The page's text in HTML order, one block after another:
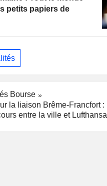
petits papiers de
Bourse
la liaison Brême-Francfort :
entre la ville et Lufthansa